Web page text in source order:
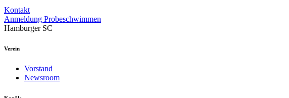
Kontakt
Anmeldung Probeschwimmen
Hamburger SC
Verein
Vorstand
Newsroom